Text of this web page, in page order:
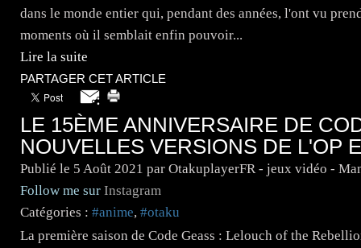
dans le monde entier qui, pendant des années, l'ont vu
moments où il semblait enfin pouvoir...
Lire la suite
PARTAGER CET ARTICLE
LE 15ÈME ANNIVERSAIRE DE
NOUVELLES VERSIONS DE L'OP
Publié le 5 Août 2021 par OtakuplayerFR - jeux vidéo -
Follow me sur Instagram
Catégories : #anime, #otaku
La première saison de Code Geass : Lelouch of the